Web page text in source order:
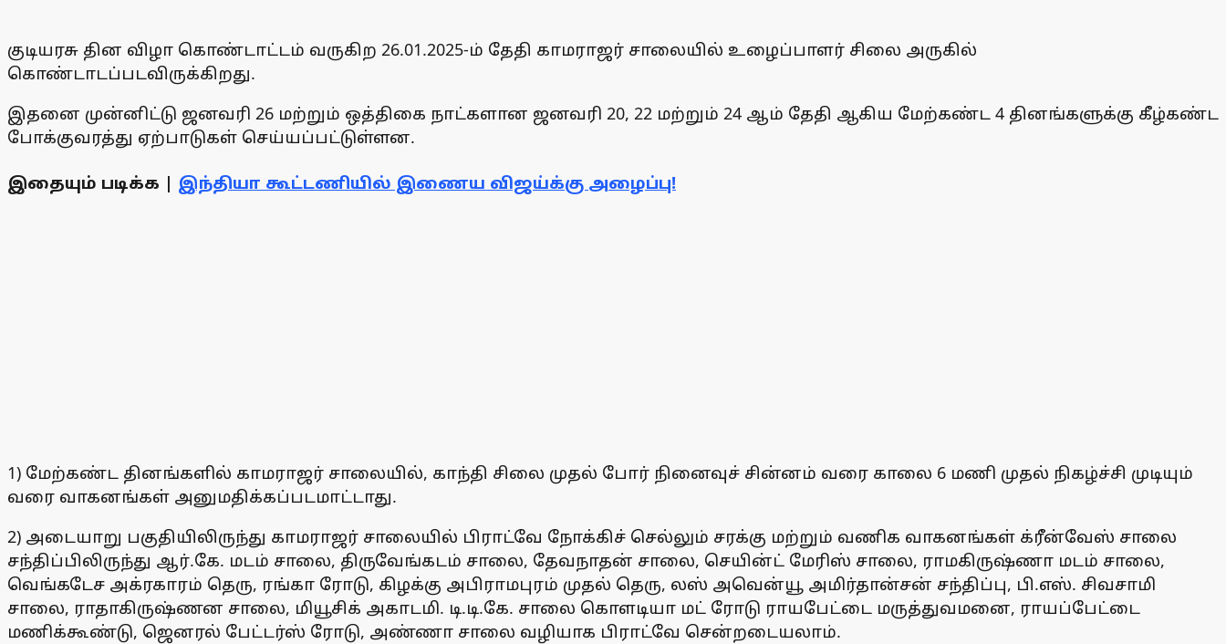
குடியரசு தின விழா கொண்டாட்டம் வருகிற 26.01.2025-ம் தேதி காமராஜர் சாலையில் உழைப்பாளர் சிலை அருகில்
கொண்டாடப்படவிருக்கிறது.
இதனை முன்னிட்டு ஜனவரி 26 மற்றும் ஒத்திகை நாட்களான ஜனவரி 20, 22 மற்றும் 24 ஆம் தேதி ஆகிய மேற்கண்ட 4 தினங்களுக்கு கீழ்கண்ட
போக்குவரத்து ஏற்பாடுகள் செய்யப்பட்டுள்ளன.
இதையும் படிக்க | இந்தியா கூட்டணியில் இணைய விஜய்க்கு அழைப்பு!
1) மேற்கண்ட தினங்களில் காமராஜர் சாலையில், காந்தி சிலை முதல் போர் நினைவுச் சின்னம் வரை காலை 6 மணி முதல் நிகழ்ச்சி முடியும்
வரை வாகனங்கள் அனுமதிக்கப்படமாட்டாது.
2) அடையாறு பகுதியிலிருந்து காமராஜர் சாலையில் பிராட்வே நோக்கிச் செல்லும் சரக்கு மற்றும் வணிக வாகனங்கள் க்ரீன்வேஸ் சாலை
சந்திப்பிலிருந்து ஆர்.கே. மடம் சாலை, திருவேங்கடம் சாலை, தேவநாதன் சாலை, செயின்ட் மேரிஸ் சாலை, ராமகிருஷ்ணா மடம் சாலை,
வெங்கடேச அக்ரகாரம் தெரு, ரங்கா ரோடு, கிழக்கு அபிராமபுரம் முதல் தெரு, லஸ் அவென்யூ அமிர்தான்சன் சந்திப்பு, பி.எஸ். சிவசாமி
சாலை, ராதாகிருஷ்ணன சாலை, மியூசிக் அகாடமி. டி.டி.கே. சாலை கொளடியா மட் ரோடு ராயபேட்டை மருத்துவமனை, ராயப்பேட்டை
மணிக்கூண்டு, ஜெனரல் பேட்டர்ஸ் ரோடு, அண்ணா சாலை வழியாக பிராட்வே சென்றடையலாம்.